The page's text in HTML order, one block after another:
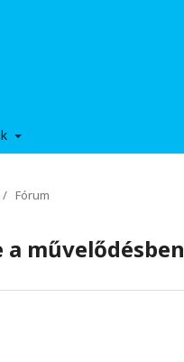
/ Fórum
művelődésben